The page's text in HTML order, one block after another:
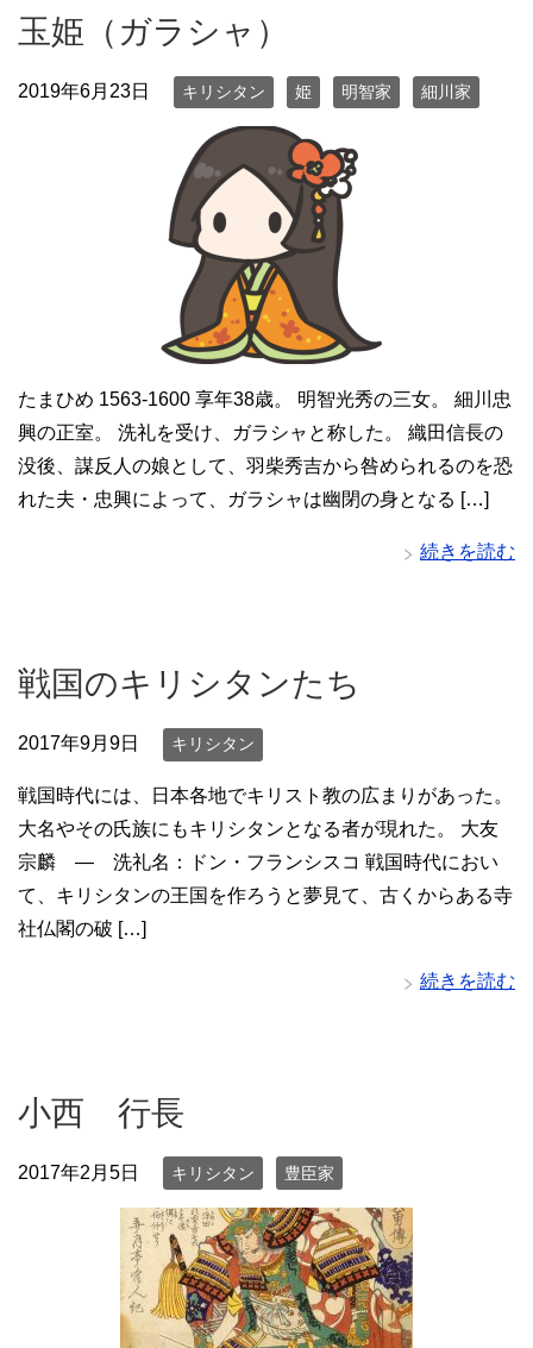
玉姫（ガラシャ）
2019年6月23日 キリシタン 姫 明智家 細川家
たまひめ 1563-1600 享年38歳。 明智光秀の三女。 細川忠
興の正室。 洗礼を受け、ガラシャと称した。 織田信長の
没後、謀反人の娘として、羽柴秀吉から咎められるのを恐
れた夫・忠興によって、ガラシャは幽閉の身となる […]
続きを読む
戦国のキリシタンたち
2017年9月9日 キリシタン
戦国時代には、日本各地でキリスト教の広まりがあった。
大名やその氏族にもキリシタンとなる者が現れた。 大友
宗麟 ― 洗礼名：ドン・フランシスコ 戦国時代におい
て、キリシタンの王国を作ろうと夢見て、古くからある寺
社仏閣の破 […]
続きを読む
小西 行長
2017年2月5日 キリシタン 豊臣家